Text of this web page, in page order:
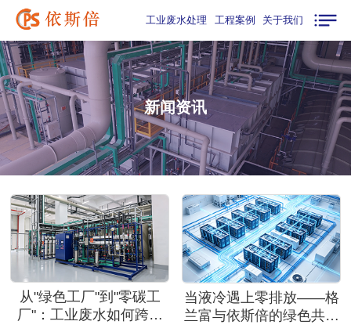
工业废水处理 工程案例 关于我们
新闻资讯
从"绿色工厂"到"零碳工
厂"：工业废水如何跨越
当液冷遇上零排放——格
兰富与依斯倍的绿色共生